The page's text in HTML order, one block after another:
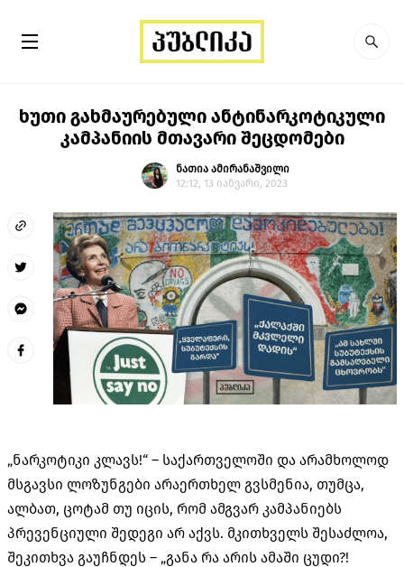
ხუთი გახმაურებული ანტინარკოტიკული
კამპანიის მთავარი შეცდომები
ნათია ამირანაშვილი
12:12, 13 იანვარი, 2023
„ნარკოტიკი კლავს!“ – საქართველოში და არამხოლოდ
მსგავსი ლოზუნგები არაერთხელ გვსმენია, თუმცა,
ალბათ, ცოტამ თუ იცის, რომ ამგვარ კამპანიებს
პრევენციული შედეგი არ აქვს. მკითხველს შესაძლოა,
შეკითხვა გაუჩნდეს – „განა რა არის ამაში ცუდი?!